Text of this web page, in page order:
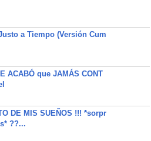
a Tiempo (Versión Cum
ACABÓ que JAMÁS CONT
DE MIS SUEÑOS !!! *sorpr
??...